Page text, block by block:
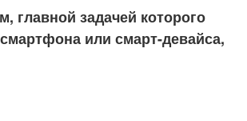
главной задачей которого
или смарт-девайса,